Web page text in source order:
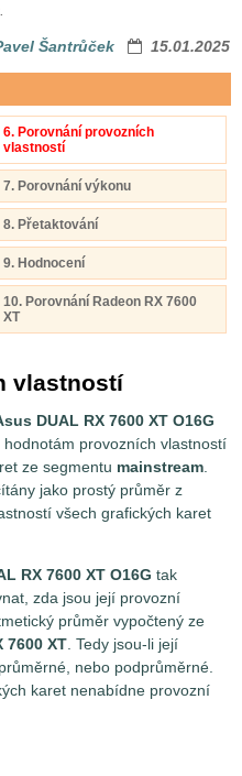
Šantrůček 15.01.2025
6. Porovnání provozních
vlastností
7. Porovnání výkonu
8. Přetaktování
9. Hodnocení
10. Porovnání Radeon RX 7600
XT
vlastností
DUAL RX 7600 XT O16G
provozních vlastností
ze segmentu mainstream.
jako prostý průměr z
všech grafických karet
RX 7600 XT O16G tak
zda jsou její provozní
průměr vypočtený ze
7600 XT. Tedy jsou-li její
nebo podprůměrné.
karet nenabídne provozní